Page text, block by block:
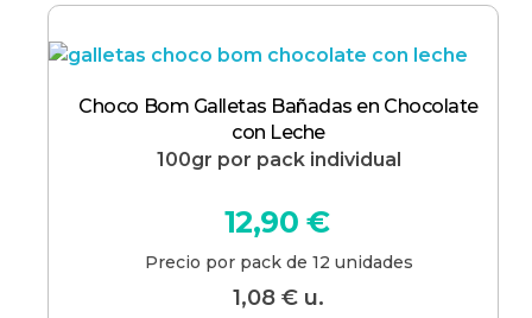
Choco Bom Galletas Bañadas en Chocolate
con Leche
100gr por pack individual
1,08€ u.
12,90 €
Precio por pack de 12 unidades